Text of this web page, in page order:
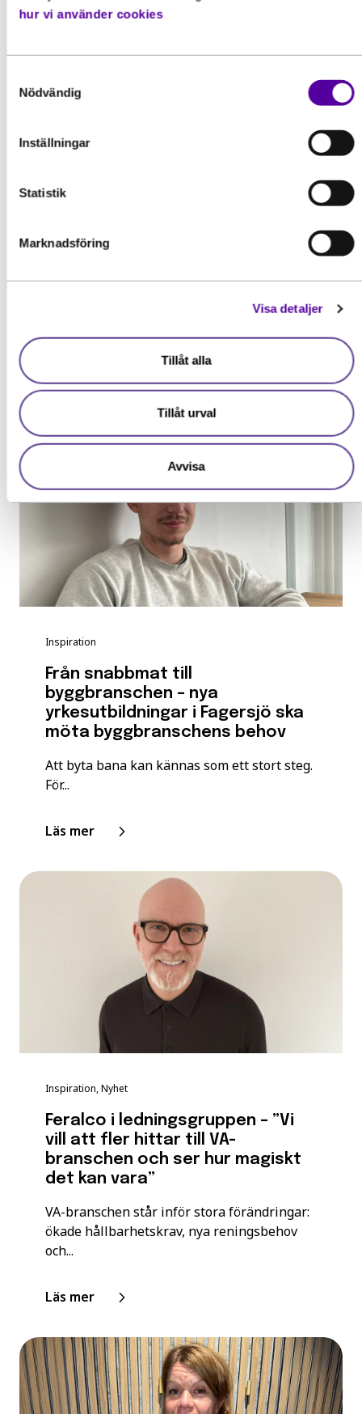
hur vi använder cookies
Nödvändig
Inställningar
Statistik
Marknadsföring
Visa detaljer
Tillåt alla
Tillåt urval
Avvisa
“Efter 20 år i branschen vill jag
Kristoffer Hedentor arbetar som platschef
på Strängbetongs montageavdelning. Han
har haft rollen...
Läs mer
Inspiration
Från snabbmat till
byggbranschen – nya
yrkesutbildningar i Fagersjö ska
möta byggbranschens behov
Att byta bana kan kännas som ett stort steg.
För...
Läs mer
Inspiration, Nyhet
Feralco i ledningsgruppen – ”Vi
vill att fler hittar till VA-
branschen och ser hur magiskt
det kan vara”
VA-branschen står inför stora förändringar:
ökade hållbarhetskrav, nya reningsbehov
och...
Läs mer